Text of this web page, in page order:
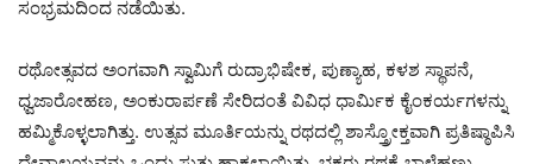
ಸಂಭ್ರಮದಿಂದ ನಡೆಯಿತು.
ರಥೋತ್ಸವದ ಅಂಗವಾಗಿ ಸ್ವಾಮಿಗೆ ರುದ್ರಾಭಿಷೇಕ, ಪುಣ್ಯಾಹ, ಕಳಶ ಸ್ಥಾಪನೆ,
ಧ್ವಜಾರೋಹಣ, ಅಂಕುರಾರ್ಪಣೆ ಸೇರಿದಂತೆ ವಿವಿಧ ಧಾರ್ಮಿಕ ಕೈಂಕರ್ಯಗಳನ್ನು
ಹಮ್ಮಿಕೊಳ್ಳಲಾಗಿತ್ತು. ಉತ್ಸವ ಮೂರ್ತಿಯನ್ನು ರಥದಲ್ಲಿ ಶಾಸ್ತ್ರೋಕ್ತವಾಗಿ ಪ್ರತಿಷ್ಠಾಪಿಸಿ